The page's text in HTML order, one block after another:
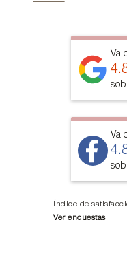
Índice de
Ver encuestas